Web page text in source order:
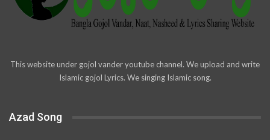
This website under gojol vander youtube channel. We upload and write
Islamic gojol Lyrics. We singing Islamic song.
Azad Song